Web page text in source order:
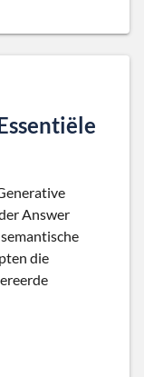
Answer
die